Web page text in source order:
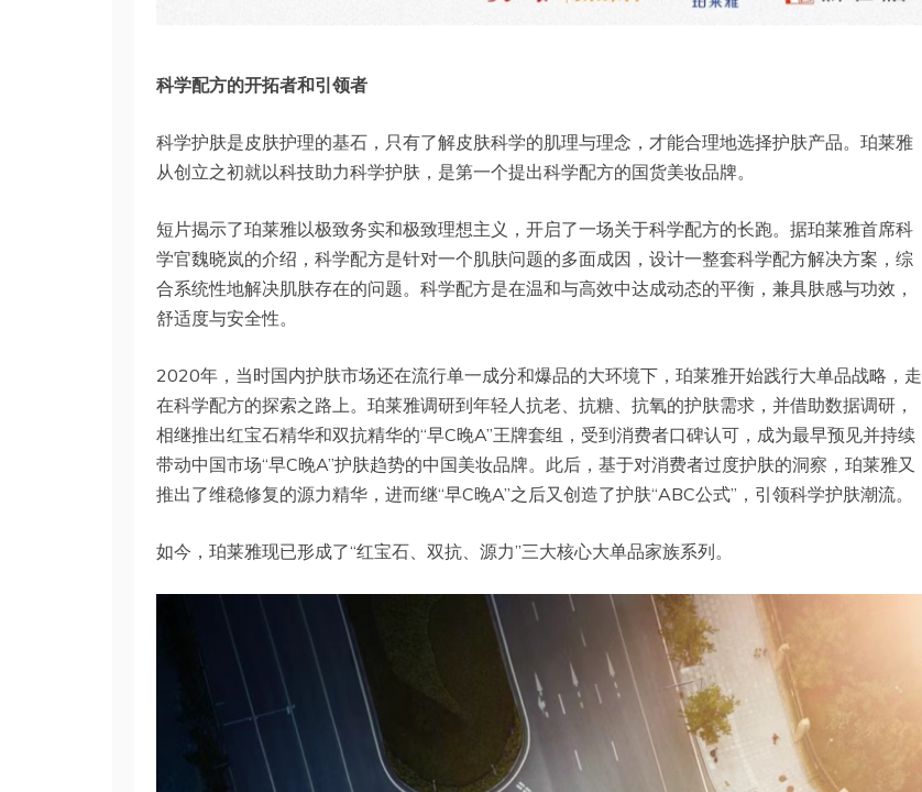
科学配方的开拓者和引领者
科学护肤是皮肤护理的基石，只有了解皮肤科学的肌理与理念，才能合理地选择护肤产品。珀莱雅
从创立之初就以科技助力科学护肤，是第一个提出科学配方的国货美妆品牌。
短片揭示了珀莱雅以极致务实和极致理想主义，开启了一场关于科学配方的长跑。据珀莱雅首席科
学官魏晓岚的介绍，科学配方是针对一个肌肤问题的多面成因，设计一整套科学配方解决方案，综
合系统性地解决肌肤存在的问题。科学配方是在温和与高效中达成动态的平衡，兼具肤感与功效，
舒适度与安全性。
2020年，当时国内护肤市场还在流行单一成分和爆品的大环境下，珀莱雅开始践行大单品战略，走
在科学配方的探索之路上。珀莱雅调研到年轻人抗老、抗糖、抗氧的护肤需求，并借助数据调研，
相继推出红宝石精华和双抗精华的“早C晚A”王牌套组，受到消费者口碑认可，成为最早预见并持续
带动中国市场“早C晚A”护肤趋势的中国美妆品牌。此后，基于对消费者过度护肤的洞察，珀莱雅又
推出了维稳修复的源力精华，进而继“早C晚A”之后又创造了护肤“ABC公式”，引领科学护肤潮流。
如今，珀莱雅现已形成了“红宝石、双抗、源力”三大核心大单品家族系列。